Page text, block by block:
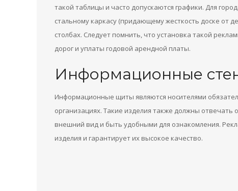
такой таблицы и часто допускаются графики. Для
стальному каркасу (придающему жесткость доске от
столбах. Следует помнить, что установка такой
дорог и уплаты годовой арендной платы.
Информационные
Информационные щиты являются носителями
организациях. Такие изделия также должны
внешний вид и быть удобными для ознакомления.
изделия и гарантирует их высокое качество.